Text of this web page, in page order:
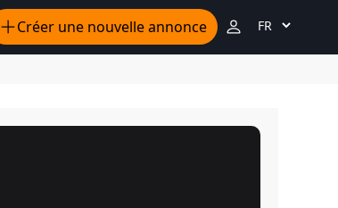
Créer une nouvelle annonce